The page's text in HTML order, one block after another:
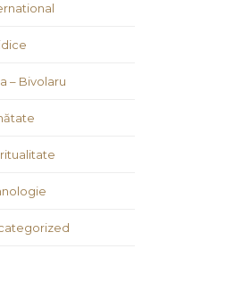
– Bivolaru